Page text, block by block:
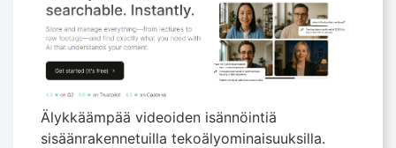
Älykkäämpää videoiden isännöintiä
sisäänrakennetuilla tekoälyominaisuuksilla.